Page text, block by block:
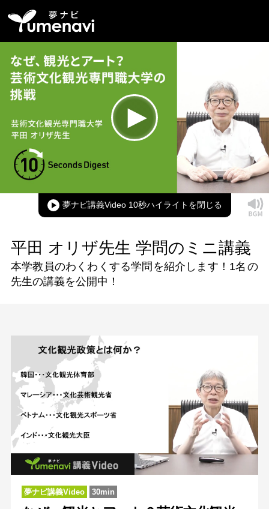
Time
Picture-
in-
Picture
夢ナビ講義Video 10秒ハイライト
平田 オリザ先生 学問のミニ講義
本学教員のわくわくする学問を紹介します！ 1名 の
先生の講義を公開中！
夢ナビ講義Video 30min